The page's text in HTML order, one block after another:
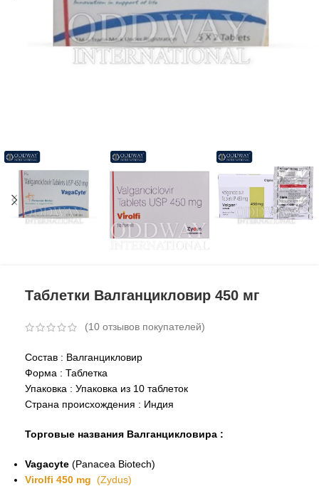
Таблетки Валганцикловир 450 мг
(10 отзывов покупателей)
Состав : Валганцикловир
Форма : Таблетка
Упаковка : Упаковка из 10 таблеток
Страна происхождения : Индия
Торговые названия Валганцикловира :
Vagacyte (Panacea Biotech)
Virolfi 450 mg (Zydus)